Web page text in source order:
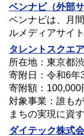
ベンナビ（外部サ
ベンナビは、月
ルメディアサイト
タレントスクエ
所在地：東京都
寄附日：令和6年
寄附額：100,000
対象事業：誰も
まちの実現に資
ダイテック株式